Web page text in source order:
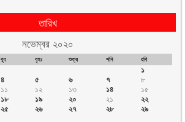
তারিখ
নভেম্বর ২০২০
বুধ বৃহঃ শুক্র শনি রবি
১
৪ ৫ ৬ ৭
৮
১১ ১২ ১৩ ১৪
১৫
১৮ ১৯ ২০ ২১
২২
২৫ ২৬ ২৭ ২৮
২৯